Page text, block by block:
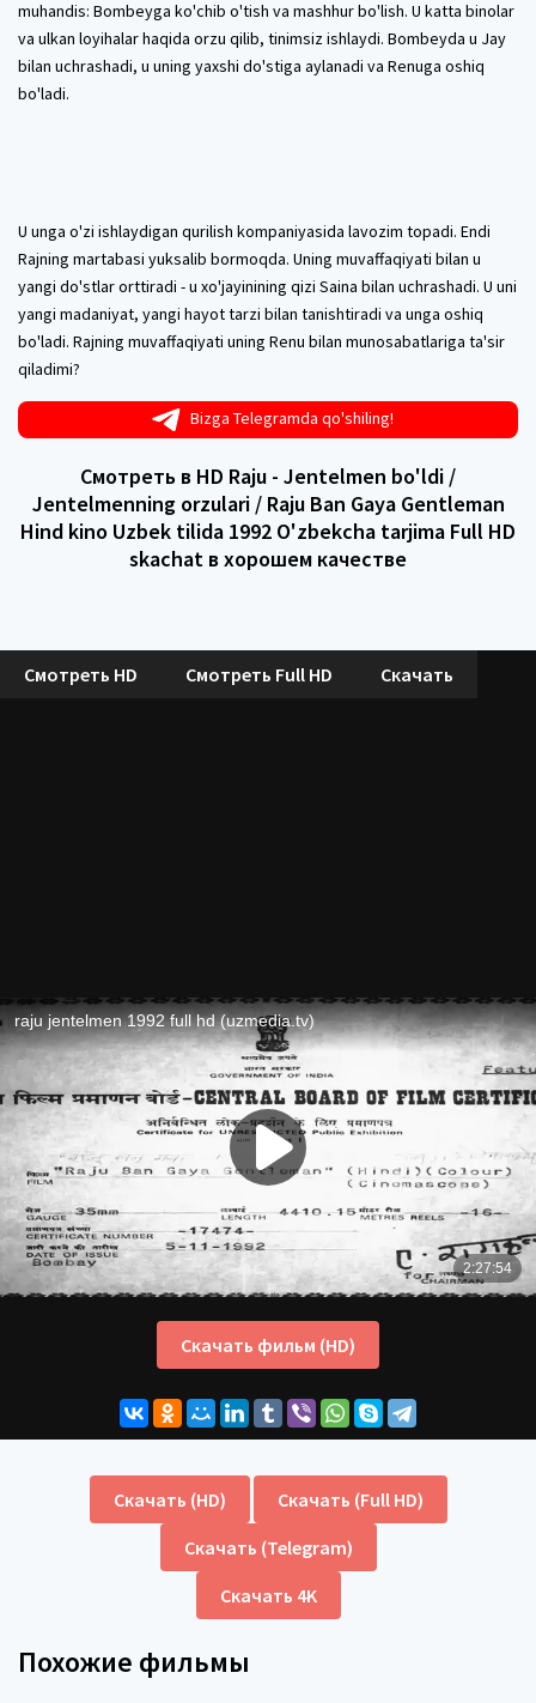
muhandis: Bombeyga ko'chib o'tish va mashhur bo'lish. U katta binolar
va ulkan loyihalar haqida orzu qilib, tinimsiz ishlaydi. Bombeyda u Jay
bilan uchrashadi, u uning yaxshi do'stiga aylanadi va Renuga oshiq
bo'ladi.
U unga o'zi ishlaydigan qurilish kompaniyasida lavozim topadi. ​​Endi
Rajning martabasi yuksalib bormoqda. Uning muvaffaqiyati bilan u
yangi do'stlar orttiradi - u xo'jayinining qizi Saina bilan uchrashadi. U uni
yangi madaniyat, yangi hayot tarzi bilan tanishtiradi va unga oshiq
bo'ladi. Rajning muvaffaqiyati uning Renu bilan munosabatlariga ta'sir
qiladimi?
Bizga Telegramda qo'shiling!
Смотреть в HD Raju - Jentelmen bo'ldi /
Jentelmenning orzulari / Raju Ban Gaya Gentleman
Hind kino Uzbek tilida 1992 O'zbekcha tarjima Full HD
skachat в хорошем качестве
Смотреть HD Смотреть Full HD Скачать
Скачать фильм (HD)
Скачать (HD)
Скачать (Full HD)
Скачать (Telegram)
Скачать 4K
Похожие фильмы